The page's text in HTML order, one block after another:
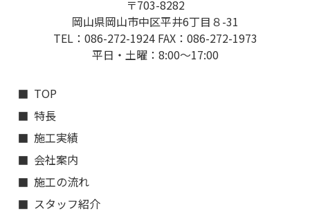
〒703-8282
岡山県岡山市中区平井6丁目８-31
TEL：086-272-1924 FAX：086-272-1973
平日・土曜：8:00〜17:00
TOP
特長
施工実績
会社案内
施工の流れ
スタッフ紹介